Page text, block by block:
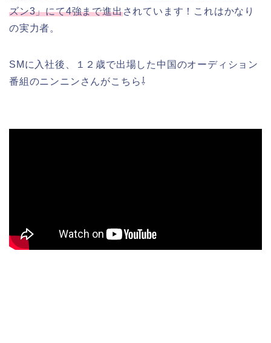
ズン3」にて4強まで進出されています！これはかなり
の実力者。
SMに入社後、１２歳で出場した中国のオーディション
番組のニンニンさんがこちら⇩